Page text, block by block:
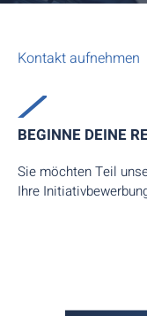
Kontakt aufnehmen
BEGINNE DEINE
Sie möchten Teil
Ihre